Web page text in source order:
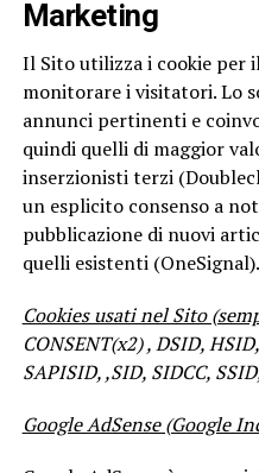
Marketing
Il Sito utilizza i cookie per
monitorare i visitatori. Lo
annunci pertinenti e
quindi quelli di maggior
inserzionisti terzi
un esplicito consenso a
pubblicazione di nuovi
quelli esistenti (OneSignal).
Cookies usati nel Sito
CONSENT(x2) , DSID,
SAPISID, ,SID, SIDCC,
Google AdSense (Google